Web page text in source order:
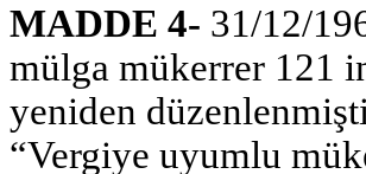
MADDE 4- 31/12/
mülga mükerrer 121
yeniden
“Vergiye uyumlu